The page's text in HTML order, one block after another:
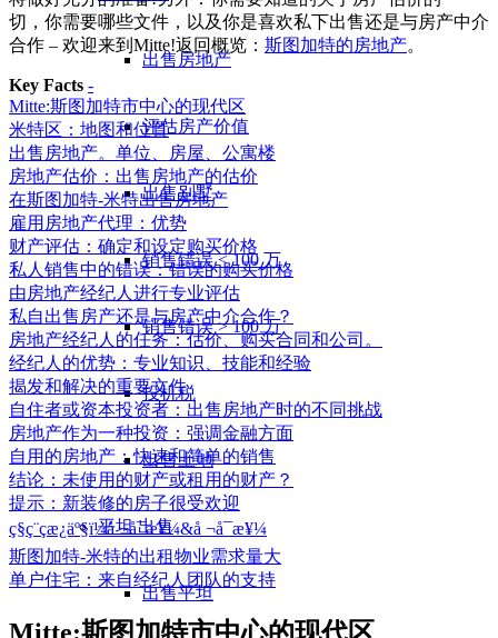
出售房地产
评估房产价值
出售别墅
销售错误 < 100 万
销售错误 > 100 万
投机税
出售土地
平坦出售
出售平坦
切，你需要哪些文件，以及你是喜欢私下出售还是与房产中介
合作 – 欢迎来到Mitte!返回概览： 斯图加特的房地产。
Key Facts -
Mitte:斯图加特市中心的现代区
米特区：地图和位置
出售房地产。单位、房屋、公寓楼
房地产估价：出售房地产的估价
在斯图加特-米特出售房地产
雇用房地产代理：优势
财产评估：确定和设定购买价格
私人销售中的错误：错误的购买价格
由房地产经纪人进行专业评估
私自出售房产还是与房产中介合作？
房地产经纪人的任务：估价、购买合同和公司。
经纪人的优势：专业知识、技能和经验
揭发和解决的重要文件
自住者或资本投资者：出售房地产时的不同挑战
房地产作为一种投资：强调金融方面
自用的房地产：快速和简单的销售
结论：未使用的财产或租用的财产？
提示：新装修的房子很受欢迎
ç§ç¨çæ¿äº§ï¼å ¬å¯æ¥¼&å ¬å¯æ¥¼
斯图加特-米特的出租物业需求量大
单户住宅：来自经纪人团队的支持
Mitte:斯图加特市中心的现代区